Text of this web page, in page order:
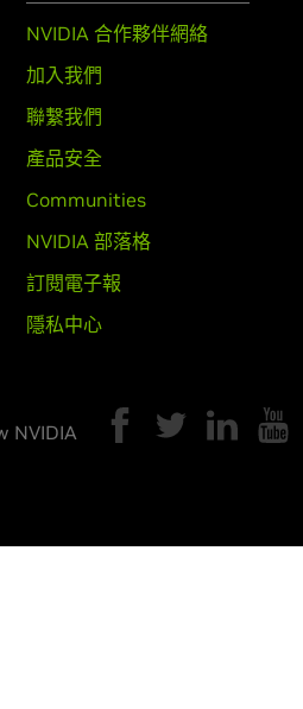
NVIDIA 合作夥伴網絡
加入我們
聯繫我們
產品安全
Communities
NVIDIA 部落格
訂閱電子報
隱私中心
NVIDIA